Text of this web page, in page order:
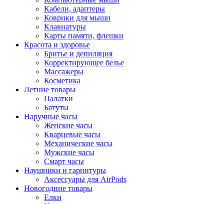
Кабели, адаптеры
Коврики для мыши
Клавиатуры
Карты памяти, флешки
Красота и здоровье
Бритье и депиляция
Корректирующее белье
Массажеры
Косметика
Летние товары
Палатки
Батуты
Наручные часы
Женские часы
Кварцевые часы
Механические часы
Мужские часы
Смарт часы
Наушники и гарнитуры
Аксессуары для AirPods
Новогодние товары
Елки